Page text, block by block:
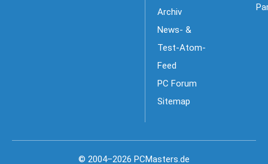
Archiv
News- &
Test-Atom-
Feed
PC Forum
Sitemap
© 2004–2026 PCMasters.de